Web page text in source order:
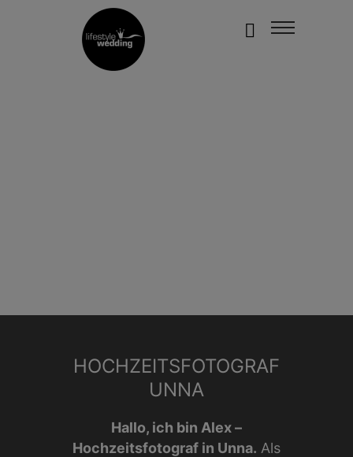
HOCHZEITSFOTOGRAF
UNNA
Hallo, ich bin Alex –
Hochzeitsfotograf in Unna. Als